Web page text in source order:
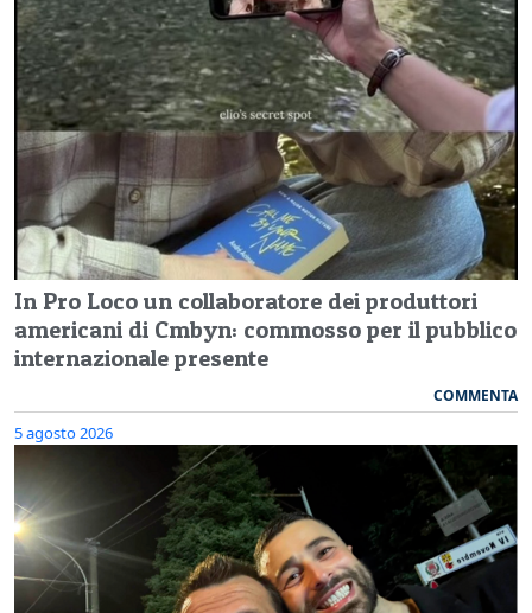
In Pro Loco un collaboratore dei produttori
americani di Cmbyn: commosso per il pubblico
internazionale presente
COMMENTA
5 agosto 2026